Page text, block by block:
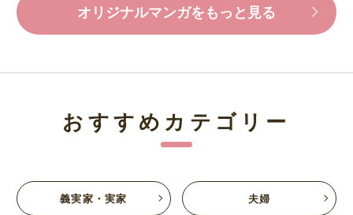
オリジナルマンガをもっと見る
おすすめカテゴリー
義実家・実家 夫婦